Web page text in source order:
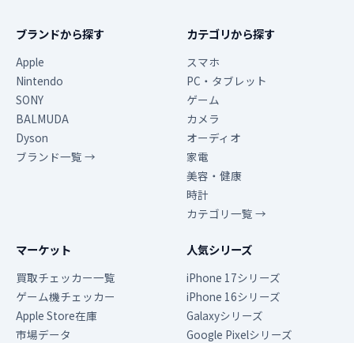
ブランドから探す
Apple
Nintendo
SONY
BALMUDA
Dyson
ブランド一覧 →
カテゴリから探す
スマホ
PC・タブレット
ゲーム
カメラ
オーディオ
家電
美容・健康
時計
カテゴリ一覧 →
マーケット
買取チェッカー一覧
ゲーム機チェッカー
Apple Store在庫
市場データ
人気シリーズ
iPhone 17シリーズ
iPhone 16シリーズ
Galaxyシリーズ
Google Pixelシリーズ